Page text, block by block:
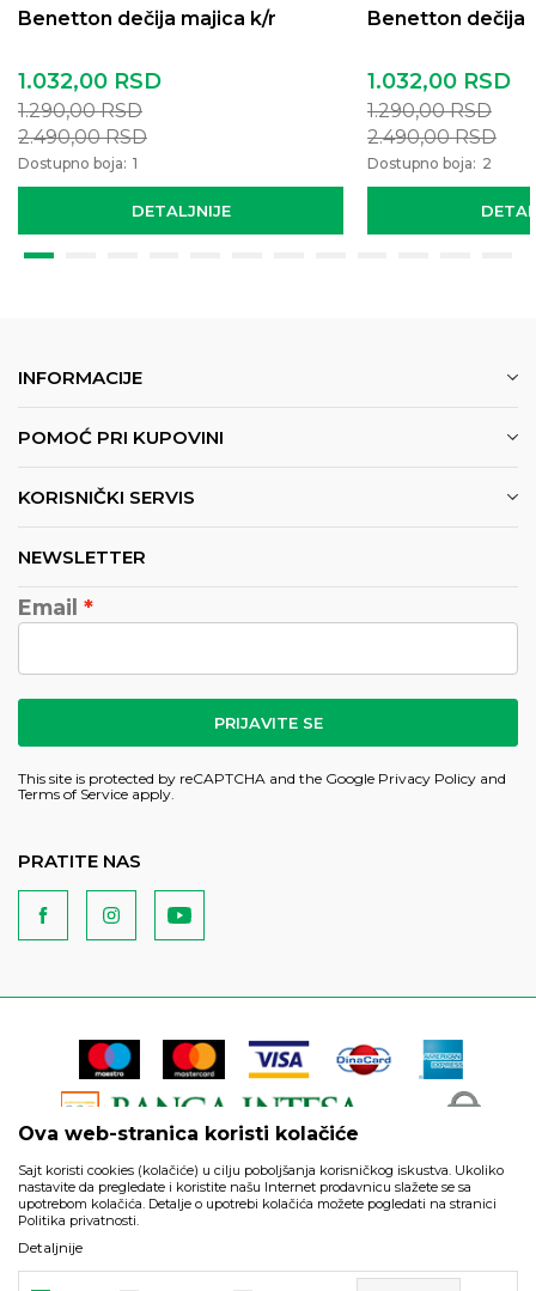
Benetton dečija majica k/r
DETALJNIJE
1.032,00 RSD
1.290,00RSD
2.490,00RSD
Dostupno boja: 1
Benetton dečija
1.032,00 RSD
1.290,00RSD
2.490,00RSD
Dostupno boja: 2
INFORMACIJE
POMOĆ PRI KUPOVINI
KORISNIČKI SERVIS
NEWSLETTER
Email
PRIJAVITE SE
This site is protected by reCAPTCHA and the Google Privacy Policy and
Terms of Service apply.
PRATITE NAS
artikli prikazani na sajtu su deo naše ponude i ne podrazumeva
da su dostupni u svakom trenutku.
Ova web-stranica koristi kolačiće
Sajt koristi cookies (kolačiće) u cilju poboljšanja korisničkog iskustva. Ukoliko
nastavite da pregledate i koristite našu Internet prodavnicu slažete se sa
upotrebom kolačića. Detalje o upotrebi kolačića možete pogledati na stranici
Politika privatnosti.
Detaljnije